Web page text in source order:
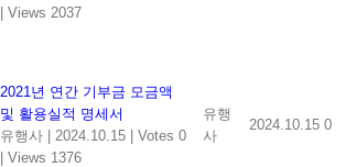
| Views 2037
2021년 연간 기부금 모금액
및 활용실적 명세서
유행사 | 2024.10.15 | Votes 0
| Views 1376
유행
사
2024.10.15 0